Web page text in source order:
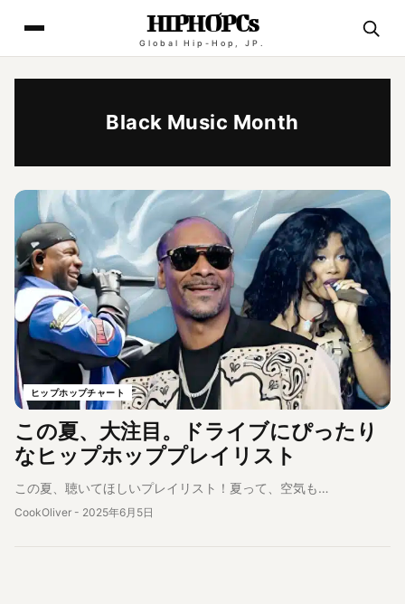
HIPHOPCs
Global Hip-Hop, JP.
Black Music Month
ヒップホップチャート
この夏、大注目。ドライブにぴったり
なヒップホッププレイリスト
この夏、聴いてほしいプレイリスト！夏って、空気も…
CookOliver - 2025年6月5日